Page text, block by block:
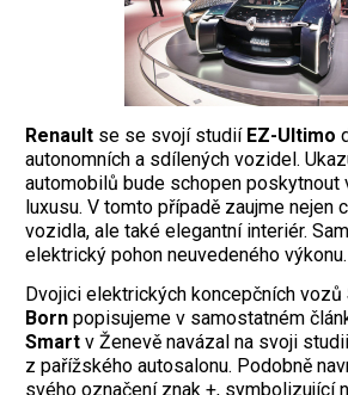
Renault se se svojí studií EZ-Ultimo
autonomních a sdílených vozidel.
automobilů bude schopen poskytnout
luxusu. V tomto případě zaujme nejen
vozidla, ale také elegantní interiér.
elektrický pohon neuvedeného výkonu.
Dvojici elektrických koncepčních vozů
Born popisujeme v samostatném
Smart v Ženevě navázal na svoji studii
z pařížského autosalonu. Podobně
svého označení znak +, symbolizující